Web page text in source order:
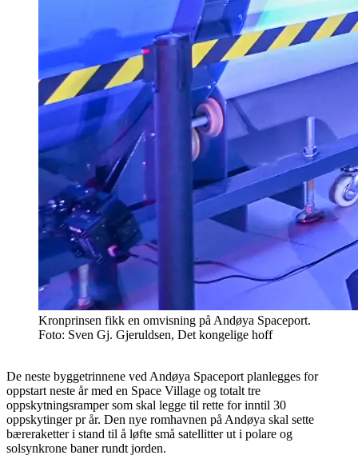
Kronprinsen fikk en omvisning på Andøya Spaceport.
Foto: Sven Gj. Gjeruldsen, Det kongelige hoff
De neste byggetrinnene ved Andøya Spaceport planlegges for
oppstart neste år med en Space Village og totalt tre
oppskytningsramper som skal legge til rette for inntil 30
oppskytinger pr år. Den nye romhavnen på Andøya skal sette
bæreraketter i stand til å løfte små satellitter ut i polare og
solsynkrone baner rundt jorden.